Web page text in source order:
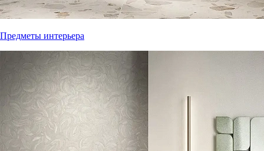
Предметы интерьера